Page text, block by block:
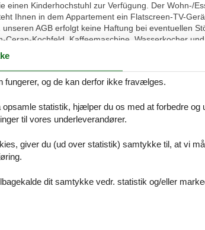
einen Kinderhochstuhl zur Verfügung. Der Wohn-/
Ihnen in dem Appartement ein Flatscreen-TV-
AGB erfolgt keine Haftung bei eventuellen
Kochfeld, Kaffeemaschine, Wasserkocher
bietet ein bequemes Doppelbett (2 x 80
verfügt das Appartement über
mit Unterschrank, WC, Föhn sowie
des Appartements unterbringen. Zum
Sie kostenfrei auf einem zu Ihrer Wohnung
Fahrradschuppen der Wohnanlage untergestellt
in unmittelbarer Nähe Ihrer Wohnanlage
Das Mitbringen eines Hundes ist auf Anfrage
erhoben (siehe Preise). Das Rauchen
die kleine Sitzecke vor dem Haus. Vielen Dank
ein großes Duschtuch, zwei Handtücher, ein
bezieht sich auf die Nutzung mit
Buchung) sind ausschließlich nach telefonischer
Eigentümer, Irrtümer und Änderungen bleiben
og de kan derfor ikke fravælges.
statistik, hjælper du os med at forbedre og
til vores underleverandører.
giver du (ud over statistik) samtykke til, at vi
dit samtykke vedr. statistik og/eller